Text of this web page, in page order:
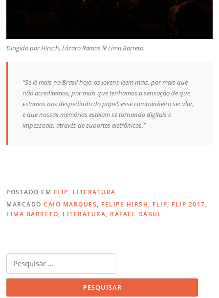
Dirigido por Hirsch, Lázaro Ramos lê Lima Barreto.
“Se lê mais no Brasil hoje; os jovens leem mais, por mais que
não acreditemos, por mais que tenhamos a sensação de que
estamos nos despedindo do papel, esse companheiro secular,
e que nossas memórias estejam se tornando digitais e
impessoais, através de suportes eletrônicos.”
POSTADO EM FLIP, LITERATURA
MARCADOCAIO MARQUES, FELIPE HIRSH, FLIP, FLIP 2017,
LIMA BARRETO, LITERATURA, RAFAEL DABUL
por: